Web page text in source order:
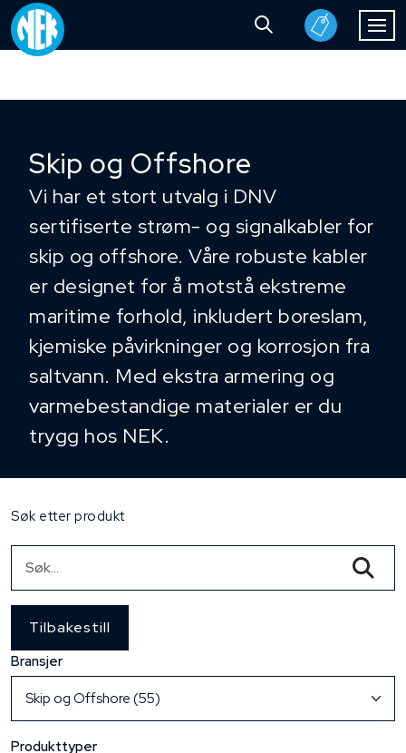
Skip og Offshore
Vi har et stort utvalg i DNV
sertifiserte strøm- og signalkabler for
skip og offshore. Våre robuste kabler
er designet for å motstå ekstreme
maritime forhold, inkludert boreslam,
kjemiske påvirkninger og korrosjon fra
saltvann. Med ekstra armering og
varmebestandige materialer er du
trygg hos NEK.
Søk etter produkt
Tilbakestill
Bransjer
Produkttyper